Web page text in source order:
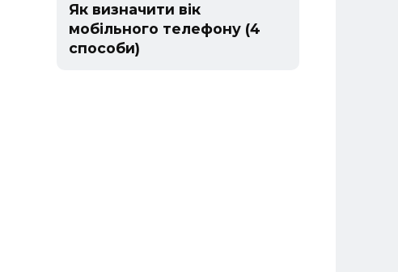
Як визначити вік
мобільного телефону (4
способи)